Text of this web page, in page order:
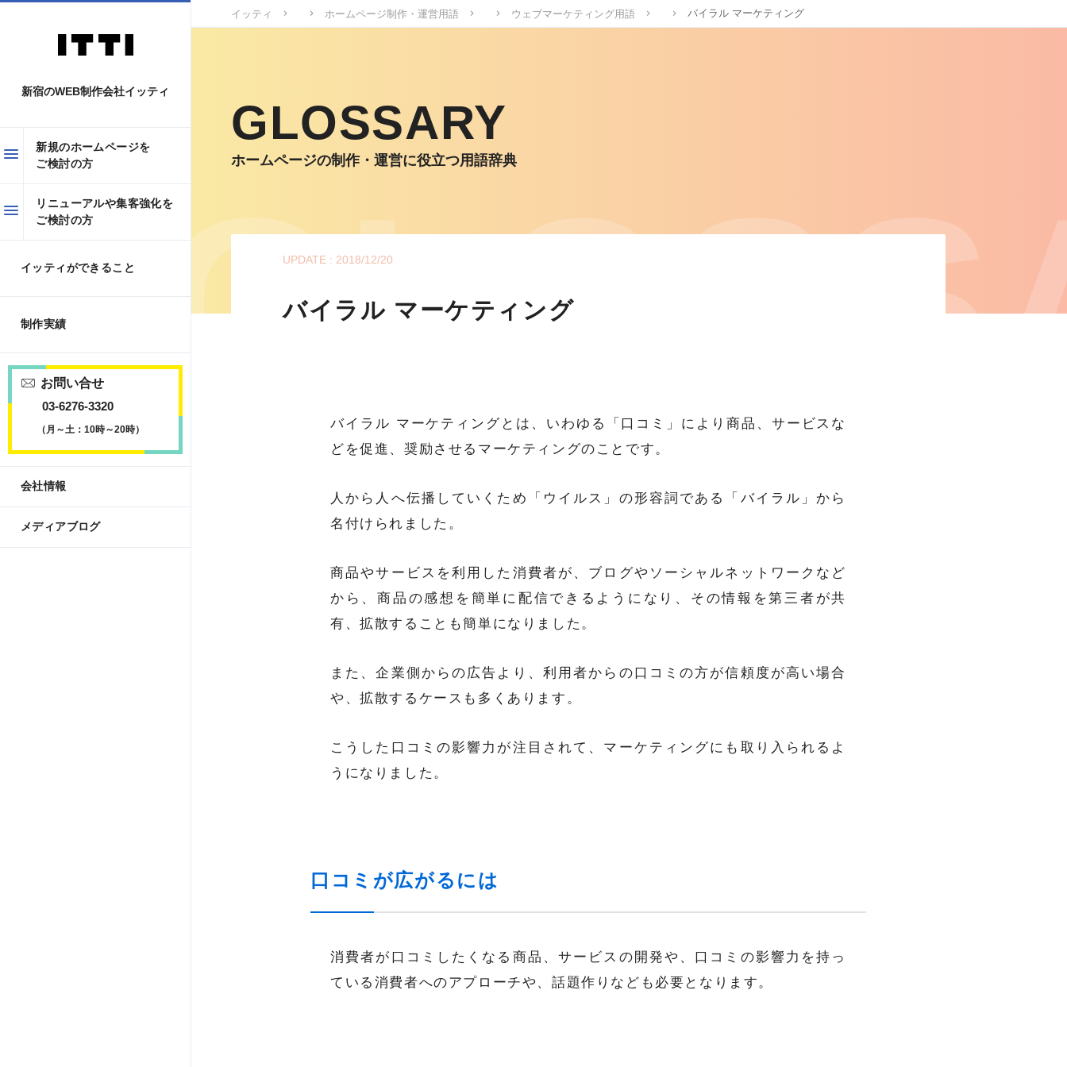
イッティ ホームページ制作・運営用語 ウェブマーケティング用語 バイラル マーケティング
GLOSSARY
ホームページの制作・運営に役立つ用語辞典
UPDATE : 2018/12/20
バイラル マーケティング
バイラル マーケティングとは、いわゆる「口コミ」により商品、サービスな
どを促進、奨励させるマーケティングのことです。
人から人へ伝播していくため「ウイルス」の形容詞である「バイラル」から
名付けられました。
商品やサービスを利用した消費者が、ブログやソーシャルネットワークなど
から、商品の感想を簡単に配信できるようになり、その情報を第三者が共
有、拡散することも簡単になりました。
また、企業側からの広告より、利用者からの口コミの方が信頼度が高い場合
や、拡散するケースも多くあります。
こうした口コミの影響力が注目されて、マーケティングにも取り入られるよ
うになりました。
口コミが広がるには
消費者が口コミしたくなる商品、サービスの開発や、口コミの影響力を持っ
ている消費者へのアプローチや、話題作りなども必要となります。
新宿のWEB制作会社イッティ
新規のホームページを
ご検討の方
リニューアルや集客強化を
ご検討の方
イッティができること
制作実績
お問い合せ
03-6276-3320
（月～土：10時～20時）
会社情報
メディアブログ